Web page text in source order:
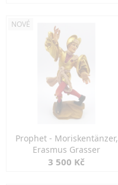
NOVÉ
Prophet - Moriskentänzer,
Erasmus Grasser
3 500 Kč